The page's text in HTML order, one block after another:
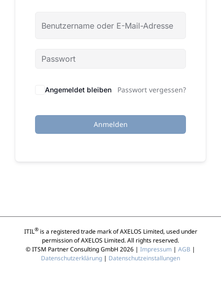
Angemeldet bleiben Passwort vergessen?
Anmelden
ITIL®is a registered trade mark of AXELOS Limited, used under
permission of AXELOS Limited. All rights reserved.
© ITSM Partner Consulting GmbH 2026 | Impressum | AGB |
Datenschutzerklärung | Datenschutzeinstallungen